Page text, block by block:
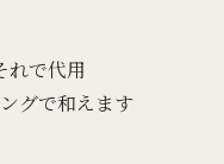
れで代用
グで和えます